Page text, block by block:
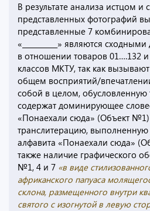
В результате анализа истцом и
представленных фотографий
представленные 7
«__________» являются
в отношении товаров 01….132 и
классов МКТУ, так как
общем восприятий/
собой в целом, обусловленную
содержат доминирующее
«Понаехали сюда» (Объект №1)
транслитерацию, выполненную
алфавита «Понаехали сюда»
также наличие графического
№1, 4 и 7 «в виде
африканского папуаса
склона, размещенного внутри
святого с изогнутой в левую